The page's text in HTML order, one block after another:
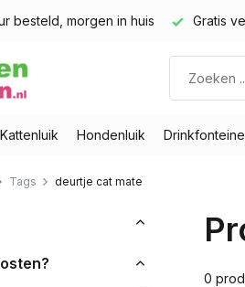
besteld, morgen in huis Gratis
Kattenluik Hondenluik
Tags deurtje cat mate
0